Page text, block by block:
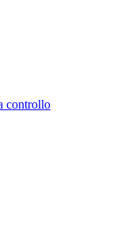
controllo